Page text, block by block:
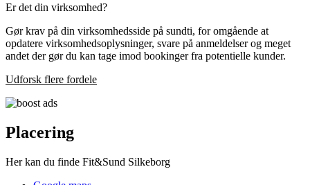
Er det din virksomhed?
Gør krav på din virksomhedsside på sundti, for omgående at
opdatere virksomhedsoplysninger, svare på anmeldelser og meget
andet der gør du kan tage imod bookinger fra potentielle kunder.
Udforsk flere fordele
Placering
Her kan du finde Fit&Sund Silkeborg